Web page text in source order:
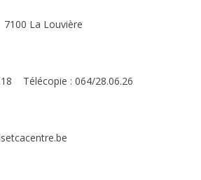
La Louvière
Télécopie : 064/28.06.26